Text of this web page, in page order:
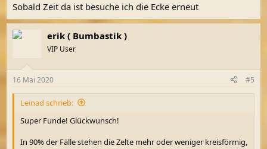
:
Sobald Zeit da ist besuche ich die Ecke erneut
erik ( Bumbastik )
VIP User
16 Mai 2020 #5
Leinad schrieb:
Super Funde! Glückwunsch!
In 90% der Fälle stehen die Zelte mehr oder weniger kreisförmig,